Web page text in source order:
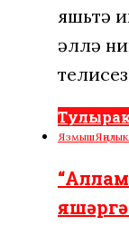
яшьтә
әллә
Язмыш